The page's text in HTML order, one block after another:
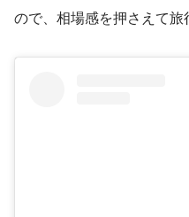
ので、相場感を押さえて旅